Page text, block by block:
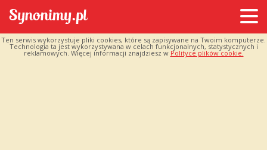
Ten serwis wykorzystuje pliki cookies, które są zapisywane na Twoim komputerze.
Technologia ta jest wykorzystywana w celach funkcjonalnych, statystycznych i
reklamowych. Więcej informacji znajdziesz w Polityce plików cookie.